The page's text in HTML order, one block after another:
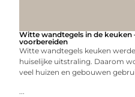
Witte wandtegels in de
voorbereiden
Witte wandtegels keuken
huiselijke uitstraling. Daarom
veel huizen en gebouwen
...